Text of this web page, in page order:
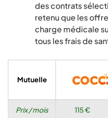
des contrats
retenu que les
charge médicale
tous les frais de
Mutuelle
Prix / mois 115 €